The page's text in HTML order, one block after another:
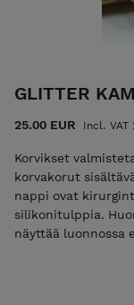
GLITTER
25.00 EUR Incl. VAT
Korvikset
korvakorut
nappi ovat
silikonitulppia.
näyttää luonnossa